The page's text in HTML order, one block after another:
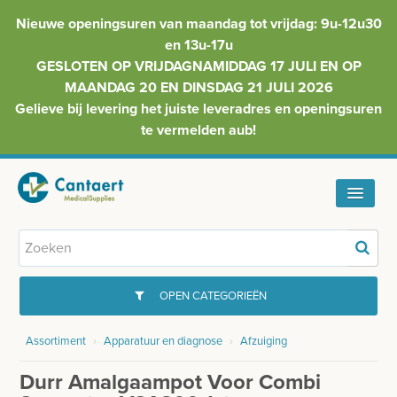
Nieuwe openingsuren van maandag tot vrijdag: 9u-12u30
en 13u-17u
GESLOTEN OP VRIJDAGNAMIDDAG 17 JULI EN OP
MAANDAG 20 EN DINSDAG 21 JULI 2026
Gelieve bij levering het juiste leveradres en openingsuren
te vermelden aub!
HOME
OPEN CATEGORIEËN
GYNAECOLOGIE
INJECTIEMATERIAAL
Assortiment › Apparatuur en diagnose › Afzuiging
Durr Amalgaampot Voor Combi